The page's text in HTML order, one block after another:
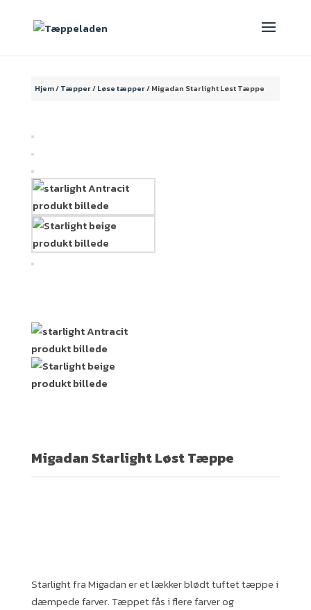
Hjem/Tæpper/Løse tæpper/ Migadan Starlight Løst Tæppe
Migadan Starlight Løst Tæppe
Starlight fra Migadan er et lækker blødt tuftet tæppe i
dæmpede farver. Tæppet fås i flere farver og